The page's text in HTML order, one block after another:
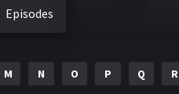
Episodes
M N O P Q R